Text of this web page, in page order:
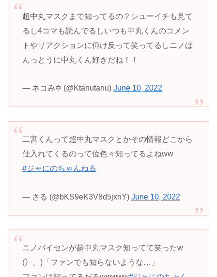
超中丸マスクまで知ってるの？シューイチも見て
るし4コマも読んでるしいつも中丸くんのコメン
トやリアクションに仰け反って笑ってるしニノほ
んっとうに中丸くん好きだね！！
— ネコみ✡️ (@Ktanutanu) June 10, 2022
二宮くんって超中丸マスクとかその情報どこから
仕入れてくるのって位色々知ってるよねww
#ジャにのちゃんねる
— さる (@bKS9eK3V8d5jxnY) June 10, 2022
ニノパイセンが超中丸マスク知ってて笑ったw
(冫、)「ファンでも知らないような…」